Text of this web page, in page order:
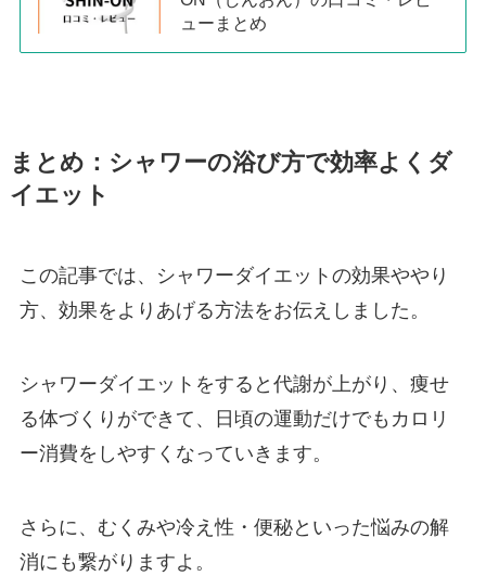
ューまとめ
まとめ：シャワーの浴び方で効率よくダ
イエット
この記事では、シャワーダイエットの効果ややり
方、効果をよりあげる方法をお伝えしました。
シャワーダイエットをすると代謝が上がり、痩せ
る体づくりができて、日頃の運動だけでもカロリ
ー消費をしやすくなっていきます。
さらに、むくみや冷え性・便秘といった悩みの解
消にも繋がりますよ。